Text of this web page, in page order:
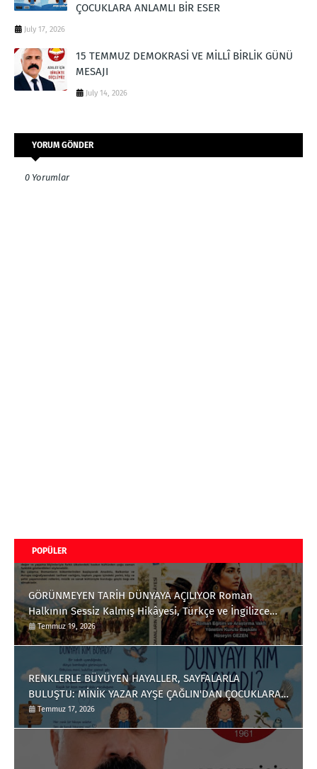
ÇOCUKLARA ANLAMLI BİR ESER
July 17, 2026
15 TEMMUZ DEMOKRASİ VE MİLLÎ BİRLİK GÜNÜ
MESAJI
July 14, 2026
YORUM GÖNDER
0 Yorumlar
POPÜLER
GÖRÜNMEYEN TARİH DÜNYAYA AÇILIYOR Roman
Halkının Sessiz Kalmış Hikâyesi, Türkçe ve İngilizce
Olarak Okuyucuyla Buluştu
Temmuz 19, 2026
RENKLERLE BÜYÜYEN HAYALLER, SAYFALARLA
BULUŞTU: MİNİK YAZAR AYŞE ÇAĞLIN'DAN ÇOCUKLARA
ANLAMLI BİR ESER
Temmuz 17, 2026